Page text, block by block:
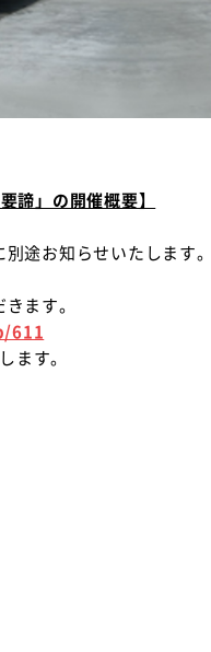
諦」の開催概要】
途お知らせいたします。
ます。
611
ます。